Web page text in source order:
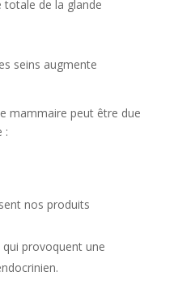
totale de la glande
seins augmente
mammaire peut être due
:
nos produits
provoquent une